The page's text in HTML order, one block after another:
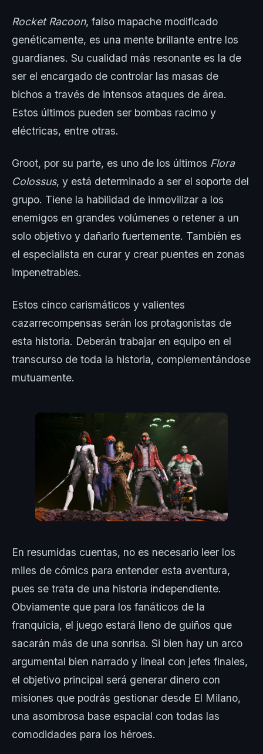
Rocket Racoon, falso mapache modificado
genéticamente, es una mente brillante entre los
guardianes. Su cualidad más resonante es la de
ser el encargado de controlar las masas de
bichos a través de intensos ataques de área.
Estos últimos pueden ser bombas racimo y
eléctricas, entre otras.
Groot, por su parte, es uno de los últimos Flora
Colossus, y está determinado a ser el soporte del
grupo. Tiene la habilidad de inmovilizar a los
enemigos en grandes volúmenes o retener a un
solo objetivo y dañarlo fuertemente. También es
el especialista en curar y crear puentes en zonas
impenetrables.
Estos cinco carismáticos y valientes
cazarrecompensas serán los protagonistas de
esta historia. Deberán trabajar en equipo en el
transcurso de toda la historia, complementándose
mutuamente.
En resumidas cuentas, no es necesario leer los
miles de cómics para entender esta aventura,
pues se trata de una historia independiente.
Obviamente que para los fanáticos de la
franquicia, el juego estará lleno de guiños que
sacarán más de una sonrisa. Si bien hay un arco
argumental bien narrado y lineal con jefes finales,
el objetivo principal será generar dinero con
misiones que podrás gestionar desde El Milano,
una asombrosa base espacial con todas las
comodidades para los héroes.